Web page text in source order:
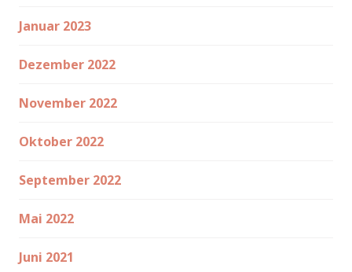
Januar 2023
Dezember 2022
November 2022
Oktober 2022
September 2022
Mai 2022
Juni 2021